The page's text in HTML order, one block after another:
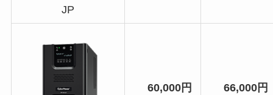
JP
60,000円 66,000円